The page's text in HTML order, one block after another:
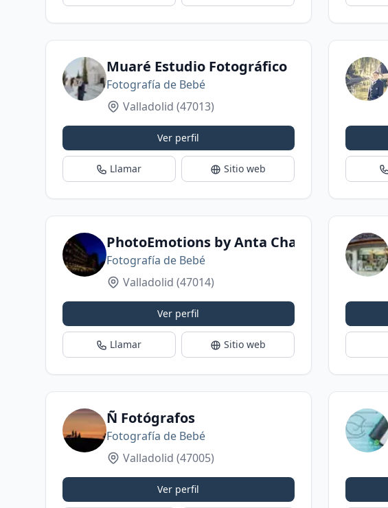
Muaré Estudio Fotográfico
Fotografía de Bebé
Valladolid (47013)
Ver perfil
Llamar Sitio web
PhotoEmotions by Anta Chavosky
Fotografía de Bebé
Valladolid (47014)
Ver perfil
Llamar Sitio web
Ñ Fotógrafos
Fotografía de Bebé
Valladolid (47005)
Ver perfil